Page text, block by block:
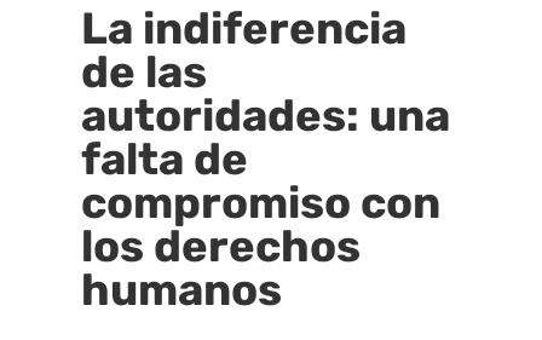
La indiferencia
de las
autoridades: una
falta de
compromiso con
los derechos
humanos